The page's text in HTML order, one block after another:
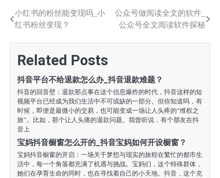
文
航
小红书的粉丝能变现吗_小
红书粉丝变现？
公众号做阅读全文的软件_
公众号全文阅读软件探秘
Related Posts
抖音平台不给退款怎么办_抖音退款难题？
抖音的回音壁：退款那点事在这个信息爆炸的时代，抖音这样的短
视频平台已经成为我们生活中不可或缺的一部分。但你知道吗，有
时候，即便是最微小的交易，也可能变成一场让人头疼的“维权之
旅”。比如，那个让人头痛的退款问题。我曾听说，有个朋友在抖
音上
宝妈抖音橱窗怎么开的_抖音宝妈如何开设橱窗？
宝妈抖音橱窗的开启：一场关于梦想与现实的旅程在繁忙的都市生
活中，每一个角落都充满了机遇与挑战。宝妈们，这个特殊群体，
她们在孕育生命的同时，也在寻找着自己的小天地。抖音，这个充